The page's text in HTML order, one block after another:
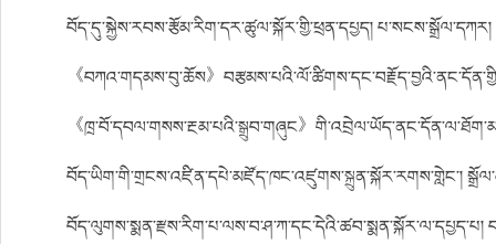
བོད་དུ་སྐྱེས་རབས་རྩོམ་རིག་དར་ཚུལ་སྐོར་གྱི་ཕྲན་དཔྱད།
《བཀའ་གདམས་བུ་ཆོས》
《ཁྲ་བོ་དབལ་གསས་རྔམ་པའི་སྒྲུབ་གཞུང》
བོད་ཡིག་གི་གྲངས་འཛིན་དཔེ་མཛོད་ཁང་འཛུགས་སྐྲུན་སྐོར་རགས་གླེང་།